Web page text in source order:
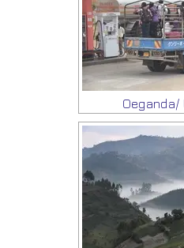
Oeganda/